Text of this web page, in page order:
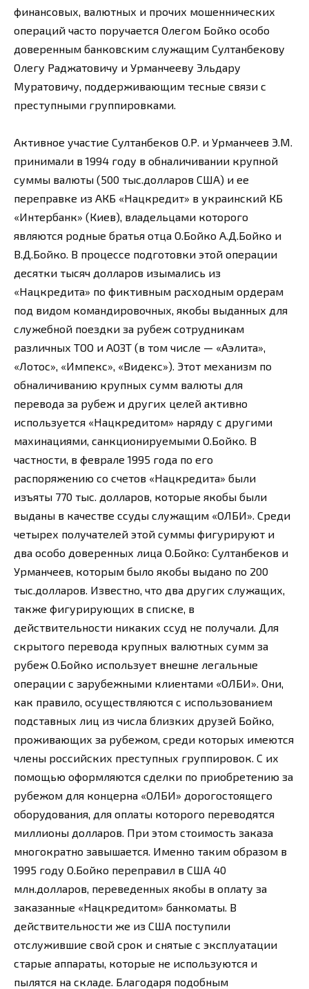
финансовых, валютных и прочих мошеннических
операций часто поручается Олегом Бойко особо
доверенным банковским служащим Султанбекову
Олегу Раджатовичу и Урманчееву Эльдару
Муратовичу, поддерживающим тесные связи с
преступными группировками.
Активное участие Султанбеков О.Р. и Урманчеев Э.М.
принимали в 1994 году в обналичивании крупной
суммы валюты (500 тыс.долларов США) и ее
переправке из АКБ «Нацкредит» в украинский КБ
«Интербанк» (Киев), владельцами которого
являются родные братья отца О.Бойко А.Д.Бойко и
В.Д.Бойко. В процессе подготовки этой операции
десятки тысяч долларов изымались из
«Нацкредита» по фиктивным расходным ордерам
под видом командировочных, якобы выданных для
служебной поездки за рубеж сотрудникам
различных ТОО и АОЗТ (в том числе — «Аэлита»,
«Лотос», «Импекс», «Видекс»). Этот механизм по
обналичиванию крупных сумм валюты для
перевода за рубеж и других целей активно
используется «Нацкредитом» наряду с другими
махинациями, санкционируемыми О.Бойко. В
частности, в феврале 1995 года по его
распоряжению со счетов «Нацкредита» были
изъяты 770 тыс. долларов, которые якобы были
выданы в качестве ссуды служащим «ОЛБИ». Среди
четырех получателей этой суммы фигурируют и
два особо доверенных лица О.Бойко: Султанбеков и
Урманчеев, которым было якобы выдано по 200
тыс.долларов. Известно, что два других служащих,
также фигурирующих в списке, в
действительности никаких ссуд не получали. Для
скрытого перевода крупных валютных сумм за
рубеж О.Бойко использует внешне легальные
операции с зарубежными клиентами «ОЛБИ». Они,
как правило, осуществляются с использованием
подставных лиц из числа близких друзей Бойко,
проживающих за рубежом, среди которых имеются
члены российских преступных группировок. С их
помощью оформляются сделки по приобретению за
рубежом для концерна «ОЛБИ» дорогостоящего
оборудования, для оплаты которого переводятся
миллионы долларов. При этом стоимость заказа
многократно завышается. Именно таким образом в
1995 году О.Бойко переправил в США 40
млн.долларов, переведенных якобы в оплату за
заказанные «Нацкредитом» банкоматы. В
действительности же из США поступили
отслужившие свой срок и снятые с эксплуатации
старые аппараты, которые не используются и
пылятся на складе. Благодаря подобным